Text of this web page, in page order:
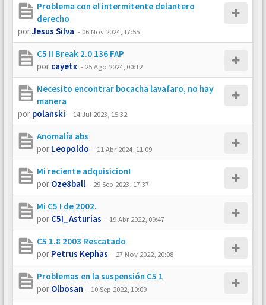
Problema con el intermitente delantero
derecho
porJesus Silva - 06 Nov 2024, 17:55
C5 II Break 2.0 136 FAP
por cayetx - 25 Ago 2024, 00:12
Necesito encontrar bocacha lavafaro, no hay
manera
por polanski - 14 Jul 2023, 15:32
Anomalía abs
por Leopoldo - 11 Abr 2024, 11:09
Mi reciente adquisicion!
por Oze8ball - 29 Sep 2023, 17:37
Mi C5 I de 2002.
por C5I_Asturias - 19 Abr 2022, 09:47
C5 1.8 2003 Rescatado
por Petrus Kephas - 27 Nov 2022, 20:08
Problemas en la suspensión C5 1
por Olbosan - 10 Sep 2022, 10:09